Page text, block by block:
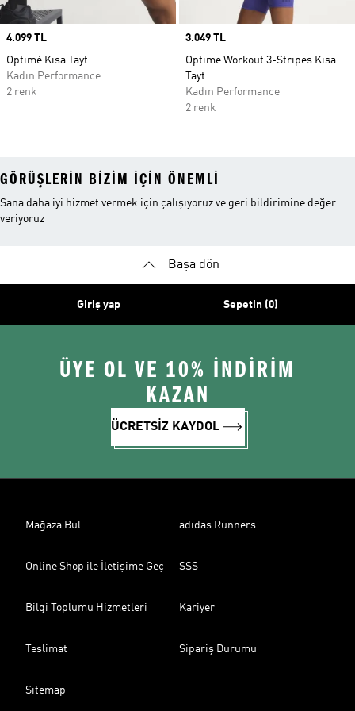
Price
4.099 TL
Optimé Kısa Tayt
Kadın Performance
2 renk
Price
3.049 TL
Optime Workout 3-Stripes Kısa
Tayt
Kadın Performance
2 renk
GÖRÜŞLERIN BIZIM IÇIN ÖNEMLI
Sana daha iyi hizmet vermek için çalışıyoruz ve geri bildirimine değer
veriyoruz
Başa dön
Giriş yap Sepetin (0)
ÜYE OL VE 10% İNDİRİM
KAZAN
ÜCRETSİZ KAYDOL
Mağaza Bul adidas Runners
Online Shop ile İletişime Geç SSS
Bilgi Toplumu Hizmetleri Kariyer
Teslimat Sipariş Durumu
Sitemap